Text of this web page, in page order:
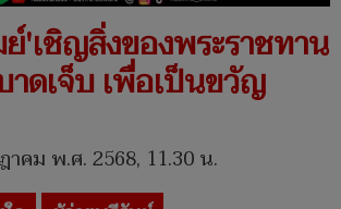
'เชิญสิ่งของพระราชทาน
ดเจ็บ เพื่อเป็นขวัญ
คม พ.ศ. 2568, 11.30 น.